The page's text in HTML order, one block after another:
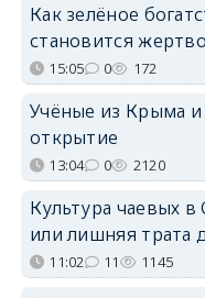
Как зелёное
становится
15:05 0 172
Учёные из Крыма
открытие
13:04 0 2120
Культура чаевых в
или лишняя трата
11:02 11 1145